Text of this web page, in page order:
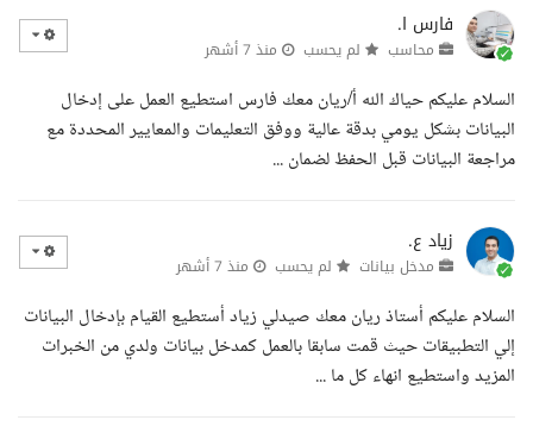
فارس ا.
محاسب لم يحسب منذ 7 أشهر
السلام عليكم حياك الله أ/ريان معك فارس استطيع العمل على إدخال
البيانات بشكل يومي بدقة عالية ووفق التعليمات والمعايير المحددة مع
مراجعة البيانات قبل الحفظ لضمان ...
زياد ع.
مدخل بيانات لم يحسب منذ 7 أشهر
السلام عليكم أستاذ ريان معك صيدلي زياد أستطيع القيام بإدخال البيانات
إلي التطبيقات حيث قمت سابقا بالعمل كمدخل بيانات ولدي من الخبرات
المزيد واستطيع انهاء كل ما ...